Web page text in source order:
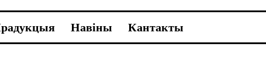
Навiны Кантакты